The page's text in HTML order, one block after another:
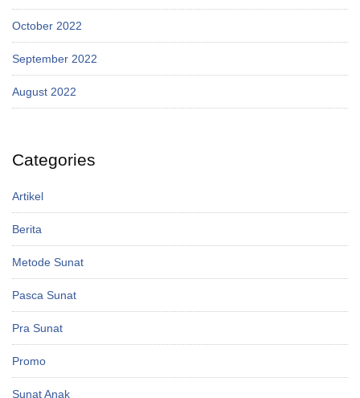
October 2022
September 2022
August 2022
Categories
Artikel
Berita
Metode Sunat
Pasca Sunat
Pra Sunat
Promo
Sunat Anak